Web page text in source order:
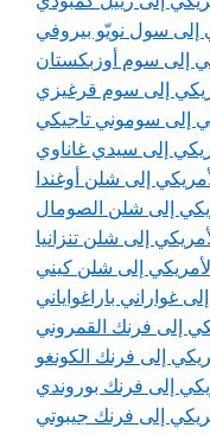
إلى سول نويّو بيروفي
إلى سوم أوزبكستان
إلى سوم قرغيزي
إلى سوموني تاجيكي
إلى سيدي غاناوي
إلى شلن أوغندا
إلى شلن الصومال
إلى شلن تنزانيا
إلى شلن كيني
غواراني باراغواياني
إلى فرنك القمروني
إلى فرنك الكونغو
إلى فرنك بوروندي
إلى فرنك جيبوتي